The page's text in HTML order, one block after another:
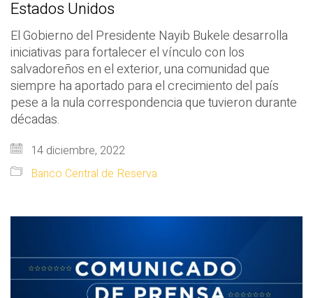
Estados Unidos
El Gobierno del Presidente Nayib Bukele desarrolla
iniciativas para fortalecer el vínculo con los
salvadoreños en el exterior, una comunidad que
siempre ha aportado para el crecimiento del país
pese a la nula correspondencia que tuvieron durante
décadas.
14 diciembre, 2022
Banco Central de Reserva